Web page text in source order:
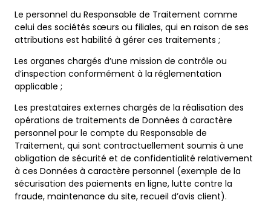
Le personnel du Responsable de Traitement comme
celui des sociétés sœurs ou filiales, qui en raison de ses
attributions est habilité à gérer ces traitements ;
Les organes chargés d’une mission de contrôle ou
d’inspection conformément à la réglementation
applicable ;
Les prestataires externes chargés de la réalisation des
opérations de traitements de Données à caractère
personnel pour le compte du Responsable de
Traitement, qui sont contractuellement soumis à une
obligation de sécurité et de confidentialité relativement
à ces Données à caractère personnel (exemple de la
sécurisation des paiements en ligne, lutte contre la
fraude, maintenance du site, recueil d’avis client).